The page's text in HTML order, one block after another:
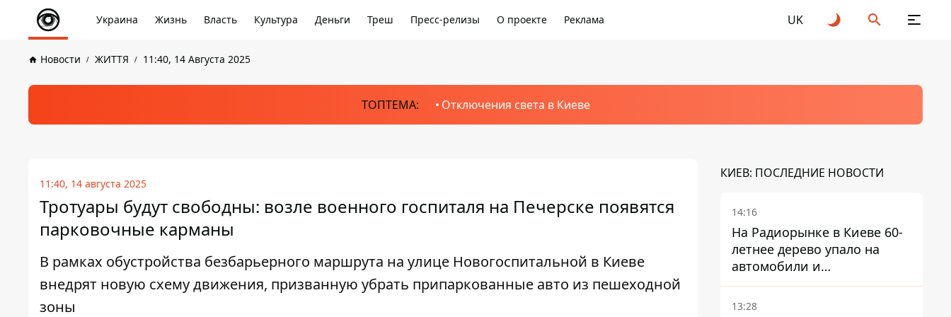
Украина Жизнь Власть Культура Деньги Треш Пресс-релизы О проекте Реклама UK
Новости ЖИТТЯ 11:40, 14 Августа 2025
ТОПТЕМА: Отключения света в Киеве
11:40, 14 августа 2025
Тротуары будут свободны: возле военного госпиталя на Печерске появятся
парковочные карманы
В рамках обустройства безбарьерного маршрута на улице Новогоспитальной в Киеве
внедрят новую схему движения, призванную убрать припаркованные авто из пешеходной
зоны
КИЕВ: ПОСЛЕДНИЕ НОВОСТИ
14:16
На Радиорынке в Киеве 60-
летнее дерево упало на
автомобили и
травмировало человека -
подробности
13:28